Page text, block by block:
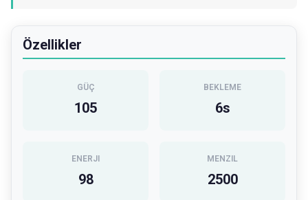
Özellikler
GÜÇ
105
BEKLEME
6s
ENERJI
98
MENZIL
2500